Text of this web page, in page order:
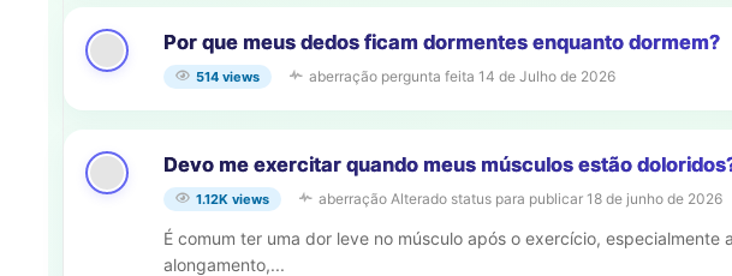
Por que meus dedos ficam dormentes enquanto dormem?
514 views aberração pergunta feita 14 de Julho de 2026
Devo me exercitar quando meus músculos estão
1.12K views aberração Alterado status para publicar 18 de junho de 2026
É comum ter uma dor leve no músculo após o exercício,
alongamento,...